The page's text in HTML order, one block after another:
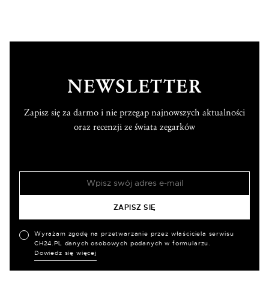
NEWSLETTER
Zapisz się za darmo i nie przegap najnowszych aktualności
oraz recenzji ze świata zegarków
Wyrażam zgodę na przetwarzanie przez właściciela serwisu
CH24.PL danych osobowych podanych w formularzu.
Dowiedz się więcej